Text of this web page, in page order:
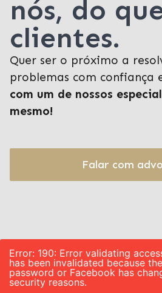
nós, do
clientes.
Quer ser o próximo a
problemas com confiança
com um de nossos
mesmo!
Falar com
Error: 190: Error validating
has been invalidated because
password or Facebook has
security reasons.